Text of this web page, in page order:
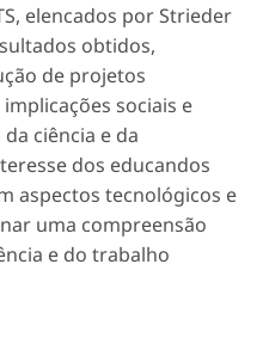
elencados por Strieder
obtidos,
de projetos
sociais e
ciência e da
dos educandos
aspectos tecnológicos e
uma compreensão
e do trabalho